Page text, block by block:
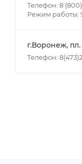
Телефон: 8
Режим работы:
г.Воронеж,
Телефон: